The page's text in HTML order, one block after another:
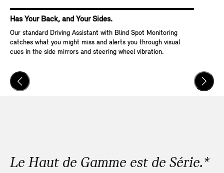
Has Your Back, and Your Sides.
Our standard Driving Assistant with Blind Spot Monitoring
catches what you might miss and alerts you through visual
cues in the side mirrors and steering wheel vibration.
Le Haut de Gamme est de Série.*